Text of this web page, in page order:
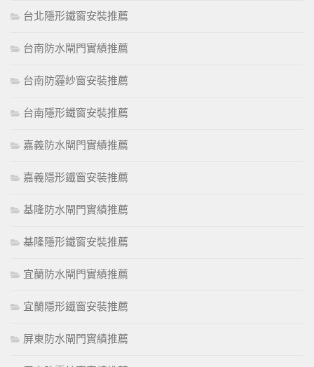
台北隱形鐵窗安裝推薦
台南防水閘門實績推薦
台南防霾紗窗安裝推薦
台南隱形鐵窗安裝推薦
嘉義防水閘門實績推薦
嘉義隱形鐵窗安裝推薦
基隆防水閘門實績推薦
基隆隱形鐵窗安裝推薦
宜蘭防水閘門實績推薦
宜蘭隱形鐵窗安裝推薦
屏東防水閘門實績推薦